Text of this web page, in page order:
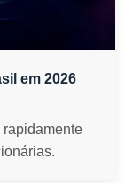
em 2026